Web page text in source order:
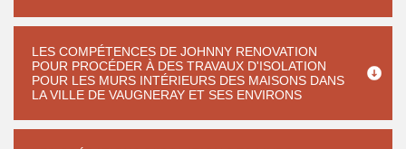
LES COMPÉTENCES DE JOHNNY RENOVATION
POUR PROCÉDER À DES TRAVAUX D'ISOLATION
POUR LES MURS INTÉRIEURS DES MAISONS DANS
LA VILLE DE VAUGNERAY ET SES ENVIRONS